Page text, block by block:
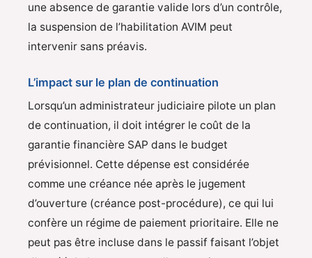
une absence de garantie valide lors d’un contrôle,
la suspension de l’habilitation AVIM peut
intervenir sans préavis.
L’impact sur le plan de continuation
Lorsqu’un administrateur judiciaire pilote un plan
de continuation, il doit intégrer le coût de la
garantie financière SAP dans le budget
prévisionnel. Cette dépense est considérée
comme une créance née après le jugement
d’ouverture (créance post-procédure), ce qui lui
confère un régime de paiement prioritaire. Elle ne
peut pas être incluse dans le passif faisant l’objet